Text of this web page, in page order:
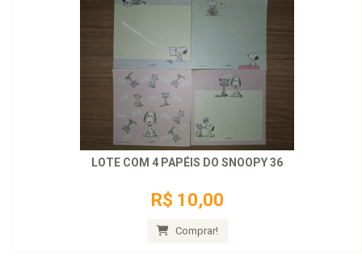
LOTE COM 4 PAPÉIS DO SNOOPY 36
R$ 10,00
Comprar!